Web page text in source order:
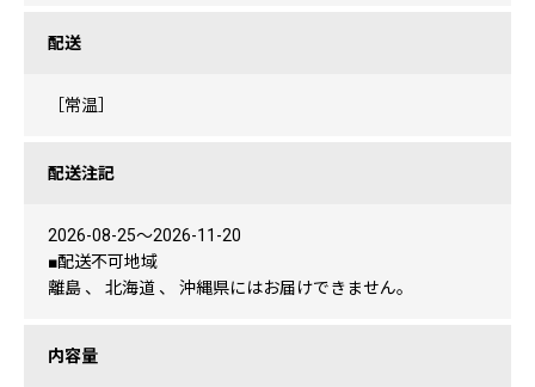
配送
［常温］
配送注記
2026-08-25〜2026-11-20
■配送不可地域
離島 、 北海道 、 沖縄県にはお届けできません。
内容量